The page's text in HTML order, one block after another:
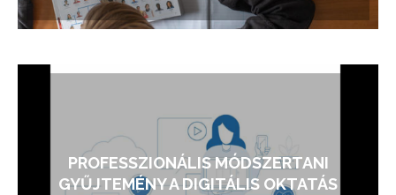
PROFESSZIONÁLIS MÓDSZERTANI
GYŰJTEMÉNY A DIGITÁLIS OKTATÁS